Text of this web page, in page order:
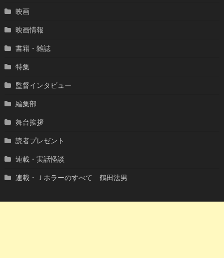
映画
映画情報
書籍・雑誌
特集
監督インタビュー
編集部
舞台挨拶
読者プレゼント
連載・実話怪談
連載・Ｊホラーのすべて 鶴田法男